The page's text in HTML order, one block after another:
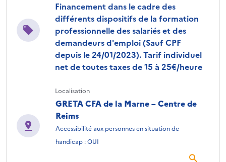
Financement dans le cadre des
différents dispositifs de la formation
professionnelle des salariés et des
demandeurs d'emploi (Sauf CPF
depuis le 24/01/2023). Tarif individuel
net de toutes taxes de 15 à 25€/heure
Localisation
GRETA CFA de la Marne – Centre de
Reims
Accessibilité aux personnes en situation de
handicap : OUI